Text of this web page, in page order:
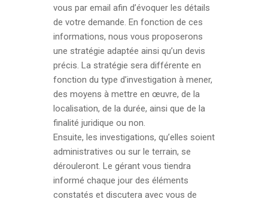
vous par email afin d’évoquer les détails
de votre demande. En fonction de ces
informations, nous vous proposerons
une stratégie adaptée ainsi qu’un devis
précis. La stratégie sera différente en
fonction du type d’investigation à mener,
des moyens à mettre en œuvre, de la
localisation, de la durée, ainsi que de la
finalité juridique ou non.
Ensuite, les investigations, qu’elles soient
administratives ou sur le terrain, se
dérouleront. Le gérant vous tiendra
informé chaque jour des éléments
constatés et discutera avec vous de